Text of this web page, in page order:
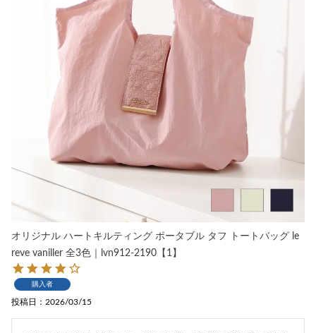
オリジナル ハートキルティング ポータブル タフ トートバッグ le
reve vaniller 全3色｜lvn912-2190【1】
購入者
投稿日 2026/03/15